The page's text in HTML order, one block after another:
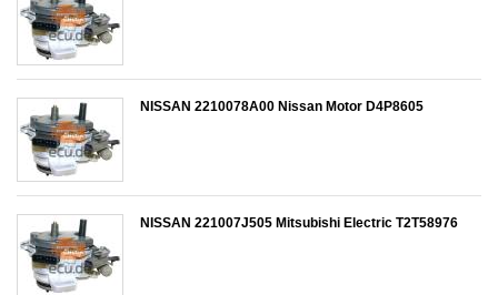
NISSAN 2210078A00 Nissan Motor D4P8605
NISSAN 221007J505 Mitsubishi Electric T2T58976